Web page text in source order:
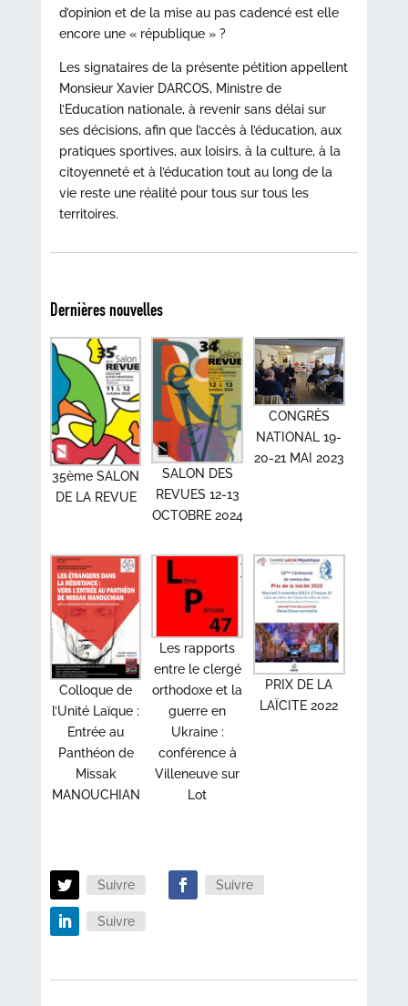
d’opinion et de la mise au pas cadencé est elle
encore une « république » ?
Les signataires de la présente pétition appellent
Monsieur Xavier DARCOS, Ministre de
l’Education nationale, à revenir sans délai sur
ses décisions, afin que l’accès à l’éducation, aux
pratiques sportives, aux loisirs, à la culture, à la
citoyenneté et à l’éducation tout au long de la
vie reste une réalité pour tous sur tous les
territoires.
Dernières nouvelles
35ème SALON
DE LA REVUE
SALON DES
REVUES 12-13
OCTOBRE 2024
CONGRÈS
NATIONAL 19-
20-21 MAI 2023
Colloque de
l’Unité Laïque :
Entrée au
Panthéon de
Missak
MANOUCHIAN
Les rapports
entre le clergé
orthodoxe et la
guerre en
Ukraine :
conférence à
Villeneuve sur
Lot
PRIX DE LA
LAÏCITE 2022
Suivre Suivre
Suivre